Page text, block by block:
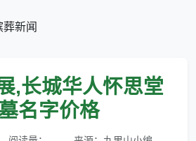
葬新闻
,长城华人怀思堂
名字价格